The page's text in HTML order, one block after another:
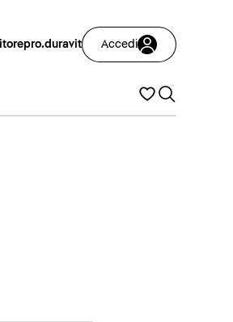
pro.duravit Accedi